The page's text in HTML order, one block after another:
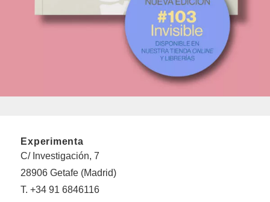
Experimenta
C/ Investigación, 7
28906 Getafe (Madrid)
T. +34 91 6846116